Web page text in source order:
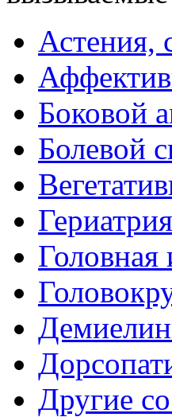
Астения,
Боковой
Болевой
Головная
Другие